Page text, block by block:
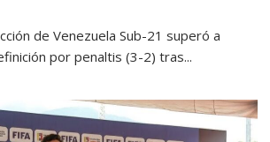
de Venezuela Sub-21 superó a
por penaltis (3-2) tras...